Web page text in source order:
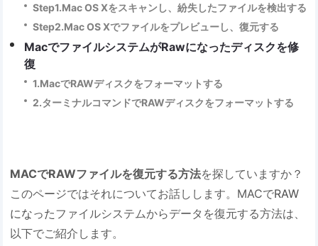
Step1.Mac OS Xをスキャンし、紛失したファイルを検出する
Step2.Mac OS Xでファイルをプレビューし、復元する
MacでファイルシステムがRawになったディスクを修
復
1.MacでRAWディスクをフォーマットする
2.ターミナルコマンドでRAWディスクをフォーマットする
MACでRAWファイルを復元する方法を探していますか？
このページではそれについてお話しします。MACでRAW
になったファイルシステムからデータを復元する方法は、
以下でご紹介します。